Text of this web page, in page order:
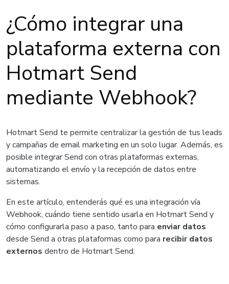
¿Cómo integrar una
plataforma externa con
Hotmart Send
mediante Webhook?
Hotmart Send te permite centralizar la gestión de tus leads
y campañas de email marketing en un solo lugar. Además, es
posible integrar Send con otras plataformas externas,
automatizando el envío y la recepción de datos entre
sistemas.
En este artículo, entenderás qué es una integración vía
Webhook, cuándo tiene sentido usarla en Hotmart Send y
cómo configurarla paso a paso, tanto para enviar datos
desde Send a otras plataformas como para recibir datos
externos dentro de Hotmart Send.